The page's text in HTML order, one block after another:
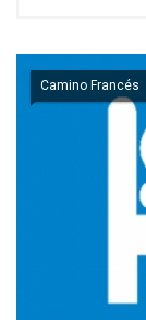
Camino Francés